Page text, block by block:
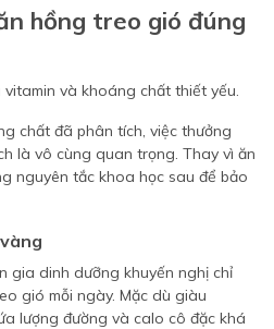
hồng treo gió đúng
chất đã phân tích, việc thưởng
là vô cùng quan trọng. Thay vì ăn
nguyên tắc khoa học sau để bảo
gia dinh dưỡng khuyến nghị chỉ
gió mỗi ngày. Mặc dù giàu
lượng đường và calo cô đặc khá